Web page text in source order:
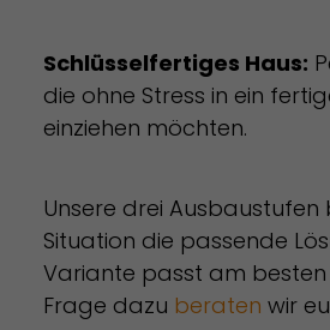
Schlüsselfertiges Haus:
die ohne Stress in ein
einziehen möchten.
Unsere drei Ausbaustufen
Situation die passende
Variante passt am besten
Frage dazu beraten wir